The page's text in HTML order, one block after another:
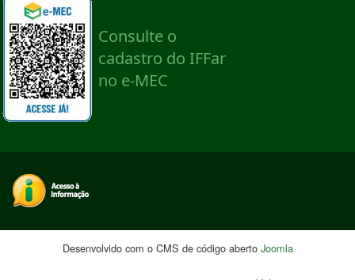
Desenvolvido com o CMS de código aberto Joomla